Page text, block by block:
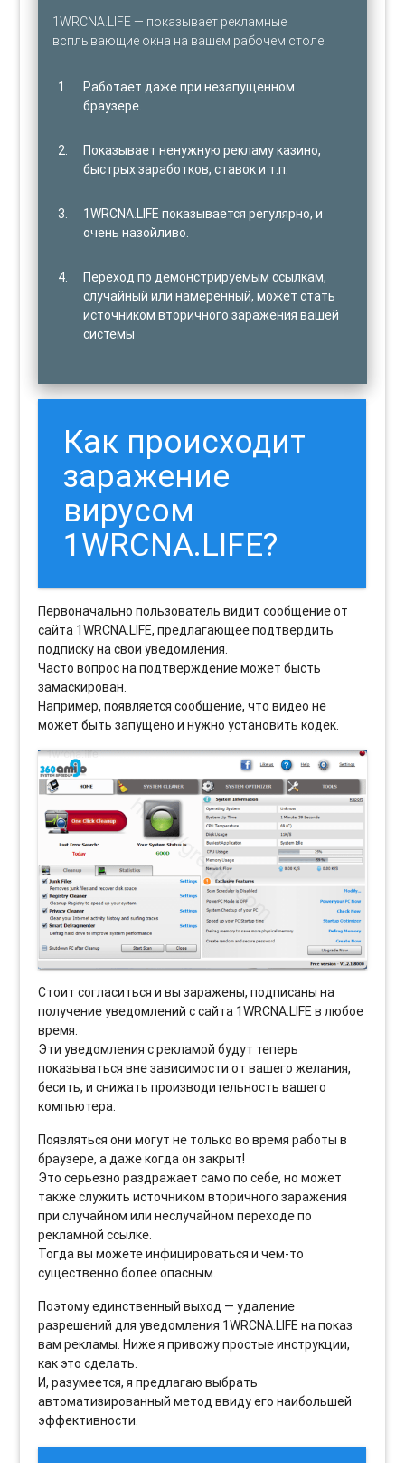
1WRCNA.LIFE — показывает рекламные
всплывающие окна на вашем рабочем столе.
Работает даже при незапущенном
браузере.
Показывает ненужную рекламу казино,
быстрых заработков, ставок и т.п.
1WRCNA.LIFE показывается регулярно, и
очень назойливо.
Переход по демонстрируемым ссылкам,
случайный или намеренный, может стать
источником вторичного заражения вашей
системы
Как происходит
заражение
вирусом
1WRCNA.LIFE?
Первоначально пользователь видит сообщение от
сайта 1WRCNA.LIFE, предлагающее подтвердить
подписку на свои уведомления.
Часто вопрос на подтверждение может бысть
замаскирован.
Например, появляется сообщение, что видео не
может быть запущено и нужно установить кодек.
Стоит согласиться и вы заражены, подписаны на
получение уведомлений с сайта 1WRCNA.LIFE в любое
время.
Эти уведомления с рекламой будут теперь
показываться вне зависимости от вашего желания,
бесить, и снижать производительность вашего
компьютера.
Появляться они могут не только во время работы в
браузере, а даже когда он закрыт!
Это серьезно раздражает само по себе, но может
также служить источником вторичного заражения
при случайном или неслучайном переходе по
рекламной ссылке.
Тогда вы можете инфицироваться и чем-то
существенно более опасным.
Поэтому единственный выход — удаление
разрешений для уведомления 1WRCNA.LIFE на показ
вам рекламы. Ниже я привожу простые инструкции,
как это сделать.
И, разумеется, я предлагаю выбрать
автоматизированный метод ввиду его наибольшей
эффективности.